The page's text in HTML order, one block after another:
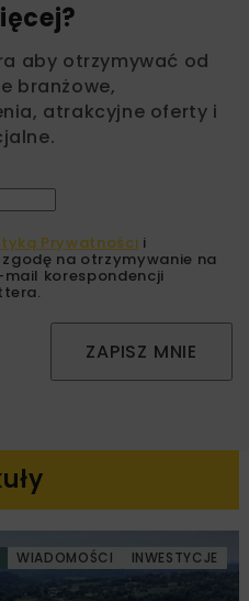
aby otrzymywać od
branżowe,
atrakcyjne oferty i
Prywatności i
na otrzymywanie na
korespondencji
ZAPISZ MNIE
WIADOMOŚCI INWESTYCJE